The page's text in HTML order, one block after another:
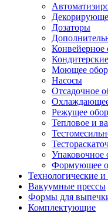
Дозаторы
Конвейерное
Моющее
Насосы
Отсадочное
Режущее
Тепловое и
Упаковочное
Формующее
Технологические
Вакуумные прессы
Формы для
Комплектующие